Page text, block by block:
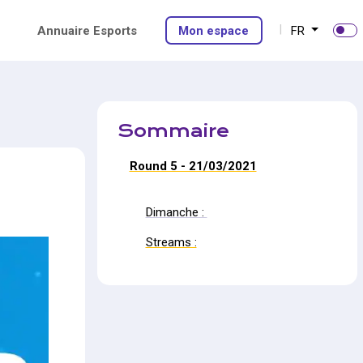
Annuaire Esports Mon espace FR
Sommaire
Round 5 - 21/03/2021
Dimanche :
Streams :